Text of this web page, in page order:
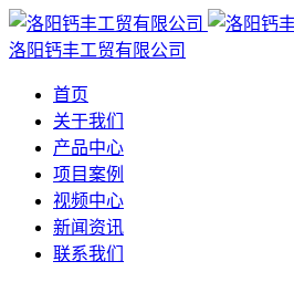
洛阳钙丰工贸有限公司
首页
关于我们
产品中心
项目案例
视频中心
新闻资讯
联系我们